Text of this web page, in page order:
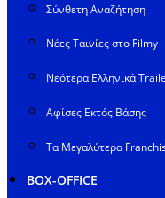
Σύνθετη Αναζήτηση
Νέες Ταινίες στο Filmy
Νεότερα Ελληνικά
Αφίσες Εκτός Βάσης
Τα Μεγαλύτερα
BOX-OFFICE